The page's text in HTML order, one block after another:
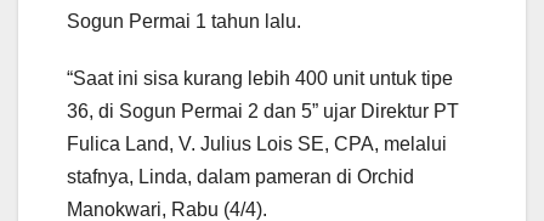
Sogun Permai 1 tahun lalu.
“Saat ini sisa kurang lebih 400 unit untuk tipe
36, di Sogun Permai 2 dan 5” ujar Direktur PT
Fulica Land, V. Julius Lois SE, CPA, melalui
stafnya, Linda, dalam pameran di Orchid
Manokwari, Rabu (4/4).